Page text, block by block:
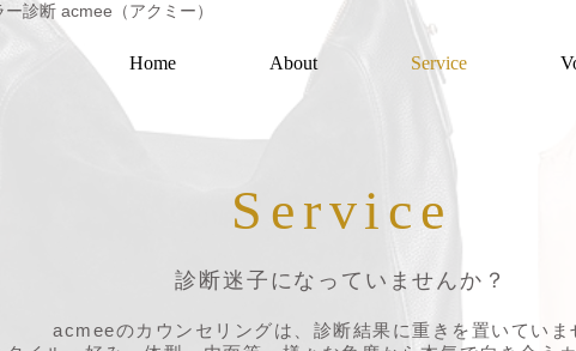
診断 acmee（アクミー）
Home About Service
Service
診断迷子になっていませんか？
acmeeのカウンセリングは、診断結果に重きを置いていま